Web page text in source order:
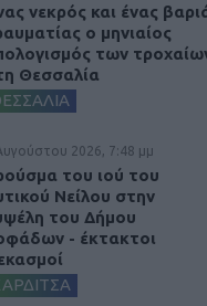
νεκρός και ένας
ο μηνιαίος
των
Θεσσαλία
2026, 7:48 μμ
του ιού του
Νείλου στην
του Δήμου
- έκτακτοι